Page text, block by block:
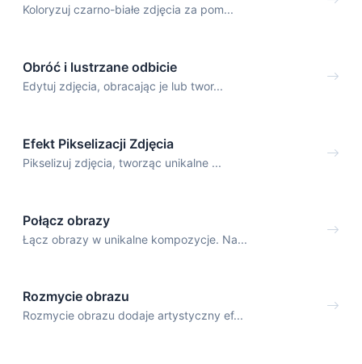
Koloryzuj czarno-białe zdjęcia za pom...
Obróć i lustrzane odbicie
Edytuj zdjęcia, obracając je lub twor...
Efekt Pikselizacji Zdjęcia
Pikselizuj zdjęcia, tworząc unikalne ...
Połącz obrazy
Łącz obrazy w unikalne kompozycje. Na...
Rozmycie obrazu
Rozmycie obrazu dodaje artystyczny ef...